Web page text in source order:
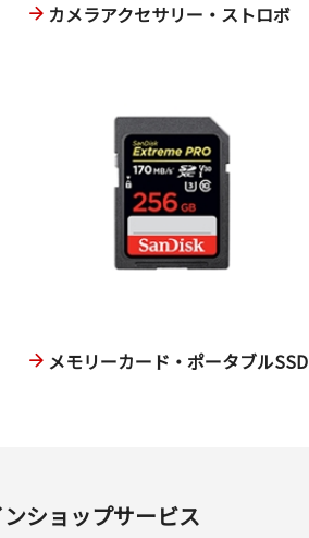
カメラアクセサリー・ストロボ
メモリーカード・ポータブルSSD
ショップサービス